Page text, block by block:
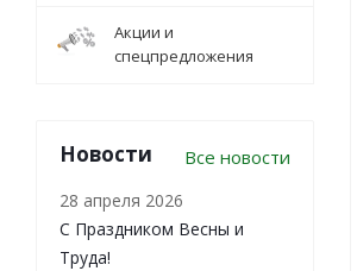
Акции и
спецпредложения
Новости Все новости
28 апреля 2026
С Праздником Весны и
Труда!